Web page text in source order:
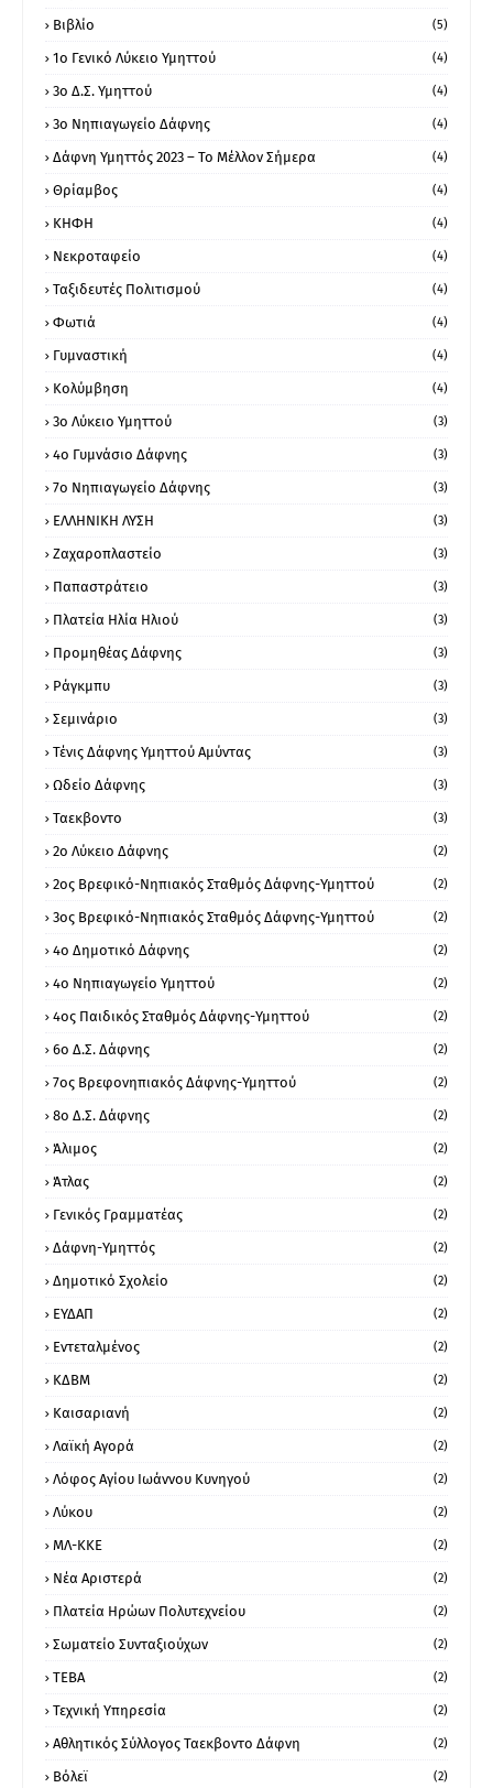
Βιβλίο (5)
1ο Γενικό Λύκειο Υμηττού (4)
3ο Δ.Σ. Υμηττού (4)
3ο Νηπιαγωγείο Δάφνης (4)
Δάφνη Υμηττός 2023 – Το Μέλλον Σήμερα (4)
Θρίαμβος (4)
ΚΗΦΗ (4)
Νεκροταφείο (4)
Ταξιδευτές Πολιτισμού (4)
Φωτιά (4)
Γυμναστική (4)
Κολύμβηση (4)
3ο Λύκειο Υμηττού (3)
4ο Γυμνάσιο Δάφνης (3)
7ο Νηπιαγωγείο Δάφνης (3)
ΕΛΛΗΝΙΚΗ ΛΥΣΗ (3)
Ζαχαροπλαστείο (3)
Παπαστράτειο (3)
Πλατεία Ηλία Ηλιού (3)
Προμηθέας Δάφνης (3)
Ράγκμπυ (3)
Σεμινάριο (3)
Τένις Δάφνης Υμηττού Αμύντας (3)
Ωδείο Δάφνης (3)
Ταεκβοντο (3)
2ο Λύκειο Δάφνης (2)
2ος Βρεφικό-Νηπιακός Σταθμός Δάφνης-Υμηττού (2)
3ος Βρεφικό-Νηπιακός Σταθμός Δάφνης-Υμηττού (2)
4ο Δημοτικό Δάφνης (2)
4ο Νηπιαγωγείο Υμηττού (2)
4ος Παιδικός Σταθμός Δάφνης-Υμηττού (2)
6ο Δ.Σ. Δάφνης (2)
7ος Βρεφονηπιακός Δάφνης-Υμηττού (2)
8ο Δ.Σ. Δάφνης (2)
Άλιμος (2)
Άτλας (2)
Γενικός Γραμματέας (2)
Δάφνη-Υμηττός (2)
Δημοτικό Σχολείο (2)
ΕΥΔΑΠ (2)
Εντεταλμένος (2)
ΚΔΒΜ (2)
Καισαριανή (2)
Λαϊκή Αγορά (2)
Λόφος Αγίου Ιωάννου Κυνηγού (2)
Λύκου (2)
ΜΛ-ΚΚΕ (2)
Νέα Αριστερά (2)
Πλατεία Ηρώων Πολυτεχνείου (2)
Σωματείο Συνταξιούχων (2)
ΤΕΒΑ (2)
Τεχνική Υπηρεσία (2)
Αθλητικός Σύλλογος Ταεκβοντο Δάφνη (2)
Βόλεϊ (2)